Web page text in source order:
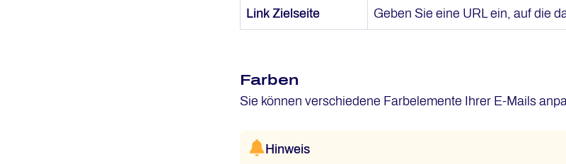
Link Zielseite Geben Sie eine URL ein, auf die
Farben
Sie können verschiedene Farbelemente Ihrer E-Mails
Hinweis